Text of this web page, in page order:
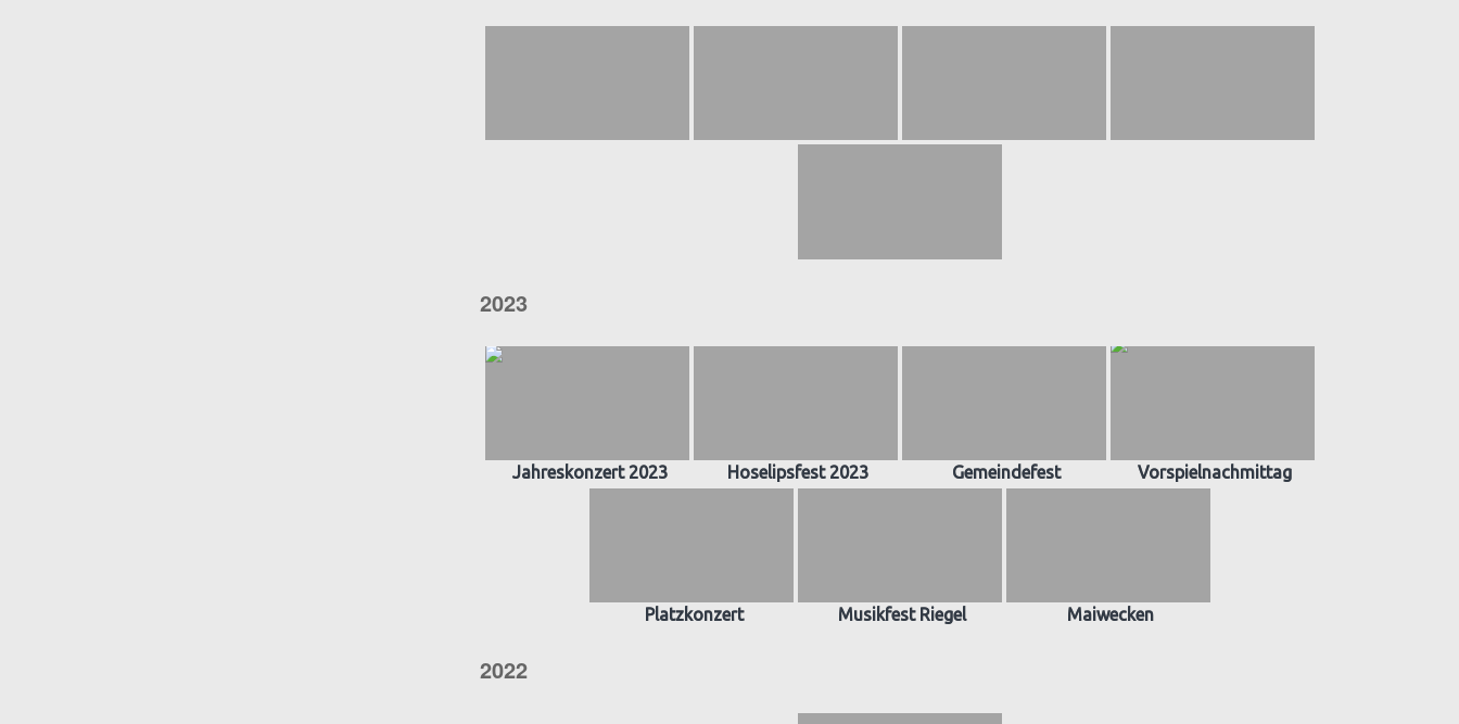
2023
Jahreskonzert 2023 Hoselipsfest 2023 Gemeindefest Vorspielnachmittag
Platzkonzert Musikfest Riegel Maiwecken
2022